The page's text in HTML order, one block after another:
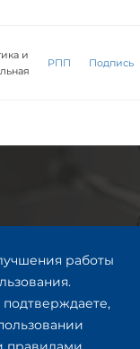
и
РПП Подпись
работы